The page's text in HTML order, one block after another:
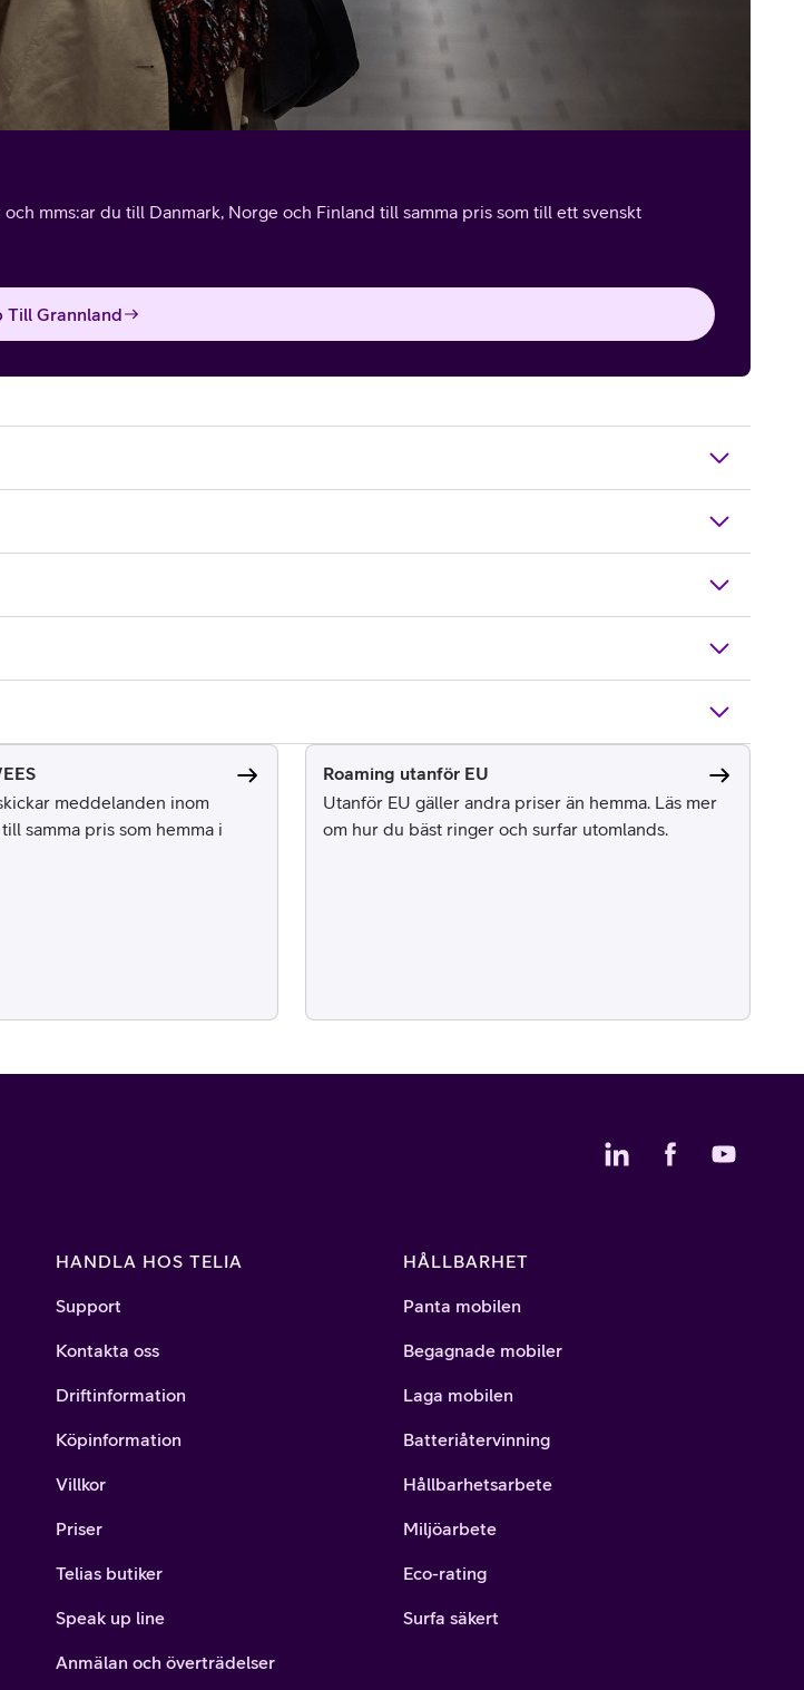
mms:ar du till Danmark, Norge och Finland till samma pris som till ett svenskt
Till Grannland
meddelanden inom
samma pris som hemma i
Roaming utanför EU
Utanför EU gäller andra priser än hemma. Läs mer
om hur du bäst ringer och surfar utomlands.
HANDLA HOS TELIA
Support
Kontakta oss
Driftinformation
Köpinformation
Villkor
Priser
Telias butiker
Speak up line
Anmälan och överträdelser
HÅLLBARHET
Panta mobilen
Begagnade mobiler
Laga mobilen
Batteriåtervinning
Hållbarhetsarbete
Miljöarbete
Eco-rating
Surfa säkert